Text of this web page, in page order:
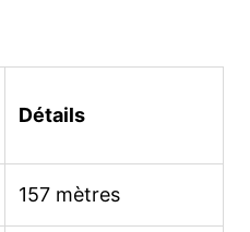
Détails
157 mètres